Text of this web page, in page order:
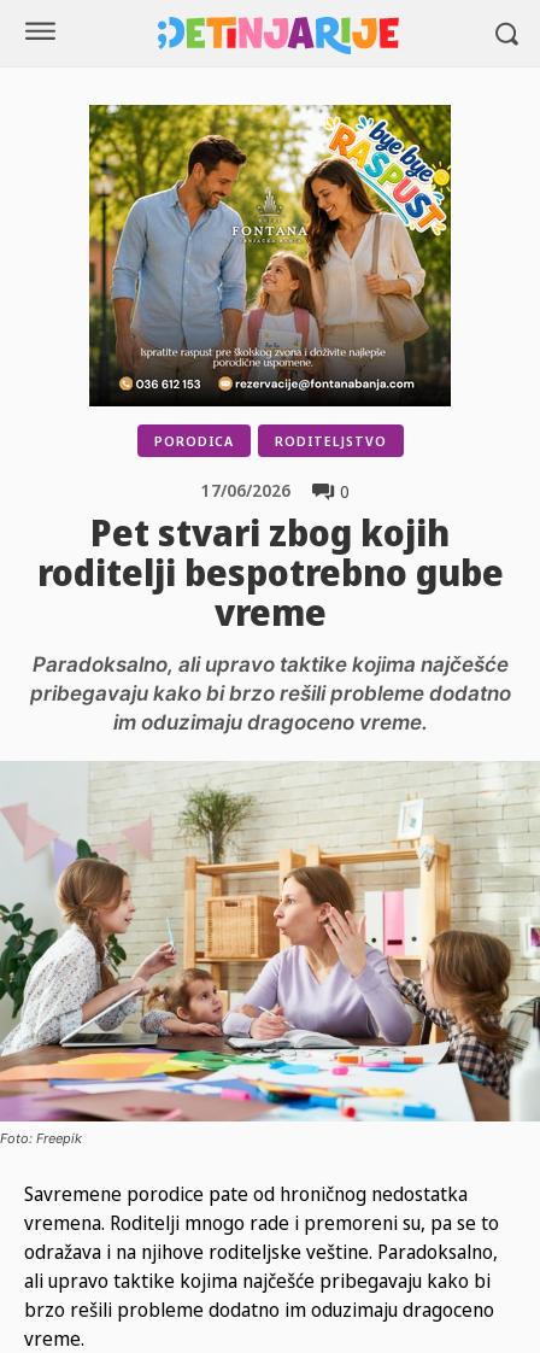
PORODICA RODITELJSTVO
0
17/06/2026
Pet stvari zbog kojih
roditelji bespotrebno gube
vreme
Paradoksalno, ali upravo taktike kojima najčešće
pribegavaju kako bi brzo rešili probleme dodatno
im oduzimaju dragoceno vreme.
Foto: Freepik
Savremene porodice pate od hroničnog nedostatka
vremena. Roditelji mnogo rade i premoreni su, pa se to
odražava i na njihove roditeljske veštine. Paradoksalno,
ali upravo taktike kojima najčešće pribegavaju kako bi
brzo rešili probleme dodatno im oduzimaju dragoceno
vreme.